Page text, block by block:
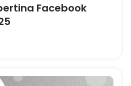
Facebook